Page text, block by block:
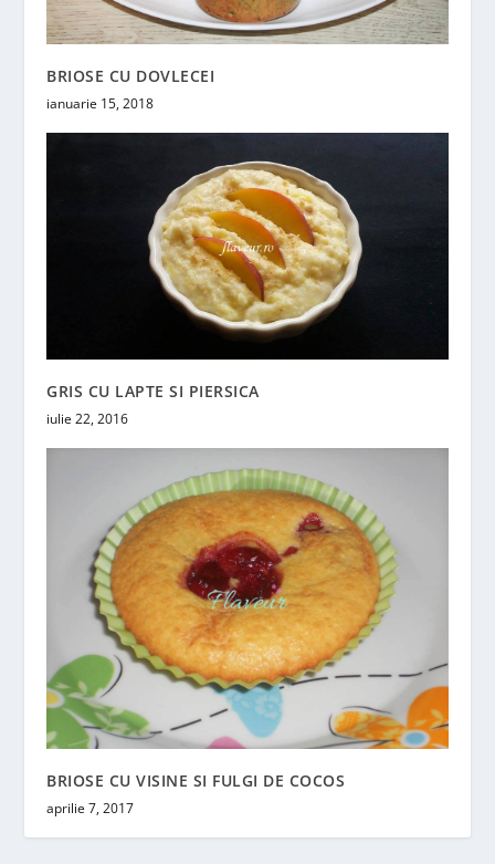
BRIOSE CU DOVLECEI
ianuarie 15, 2018
GRIS CU LAPTE SI PIERSICA
iulie 22, 2016
BRIOSE CU VISINE SI FULGI DE COCOS
aprilie 7, 2017